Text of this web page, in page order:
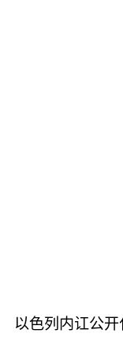
以色列内讧公